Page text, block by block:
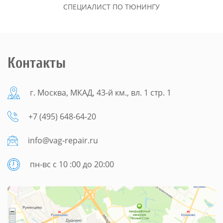
СПЕЦИАЛИСТ ПО ТЮНИНГУ
Контакты
г. Москва, МКАД, 43-й км., вл. 1 стр. 1
+7 (495) 648-64-20
info@vag-repair.ru
пн-вс с 10 :00 до 20:00